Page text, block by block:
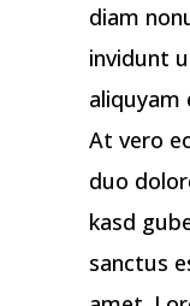
diam
invidunt
aliquyam
At vero
duo
kasd
sanctus